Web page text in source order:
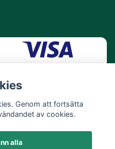
Genom att fortsätta
av cookies.
alla